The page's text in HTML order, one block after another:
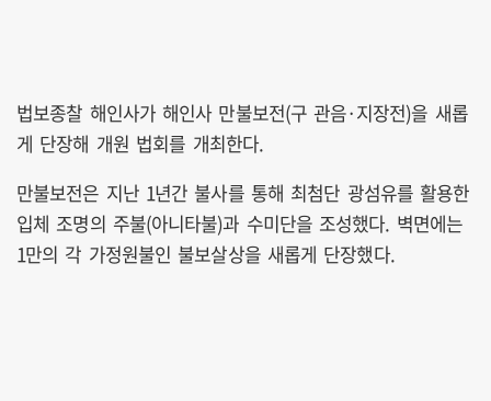
법보종찰 해인사가 해인사 만불보전(구 관음·지장전)을 새롭
게 단장해 개원 법회를 개최한다.
만불보전은 지난 1년간 불사를 통해 최첨단 광섬유를 활용한
입체 조명의 주불(아니타불)과 수미단을 조성했다. 벽면에는
1만의 각 가정원불인 불보살상을 새롭게 단장했다.